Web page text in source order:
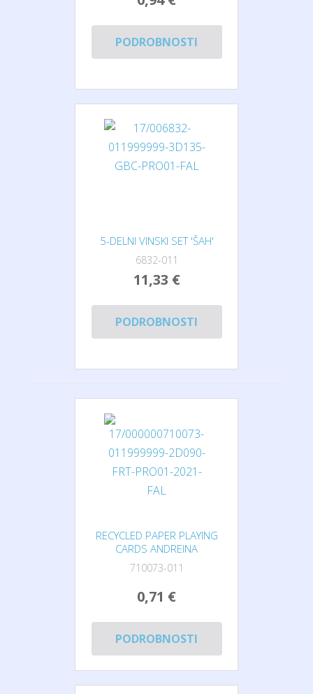
PODROBNOSTI
5-DELNI VINSKI SET 'ŠAH'
6832-011
11,33 €
PODROBNOSTI
RECYCLED PAPER PLAYING
CARDS ANDREINA
710073-011
0,71 €
PODROBNOSTI